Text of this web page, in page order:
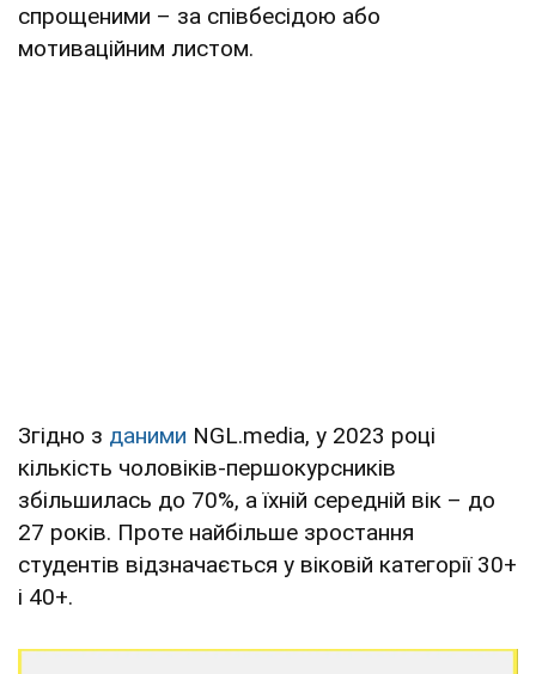
спрощеними – за співбесідою або
мотиваційним листом.
Згідно з даними NGL.media, у 2023 році
кількість чоловіків-першокурсників
збільшилась до 70%, а їхній середній вік – до
27 років. Проте найбільше зростання
студентів відзначається у віковій категорії 30+
і 40+.